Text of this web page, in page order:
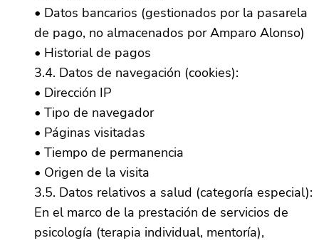
• Datos bancarios (gestionados por la pasarela
de pago, no almacenados por Amparo Alonso)
• Historial de pagos
3.4. Datos de navegación (cookies):
• Dirección IP
• Tipo de navegador
• Páginas visitadas
• Tiempo de permanencia
• Origen de la visita
3.5. Datos relativos a salud (categoría especial):
En el marco de la prestación de servicios de
psicología (terapia individual, mentoría),